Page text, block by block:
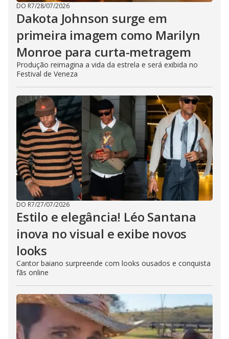
DO R7/28/07/2026
Dakota Johnson surge em
primeira imagem como Marilyn
Monroe para curta-metragem
Produção reimagina a vida da estrela e será exibida no
Festival de Veneza
DO R7/27/07/2026
Estilo e elegância! Léo Santana
inova no visual e exibe novos
looks
Cantor baiano surpreende com looks ousados e conquista
fãs online